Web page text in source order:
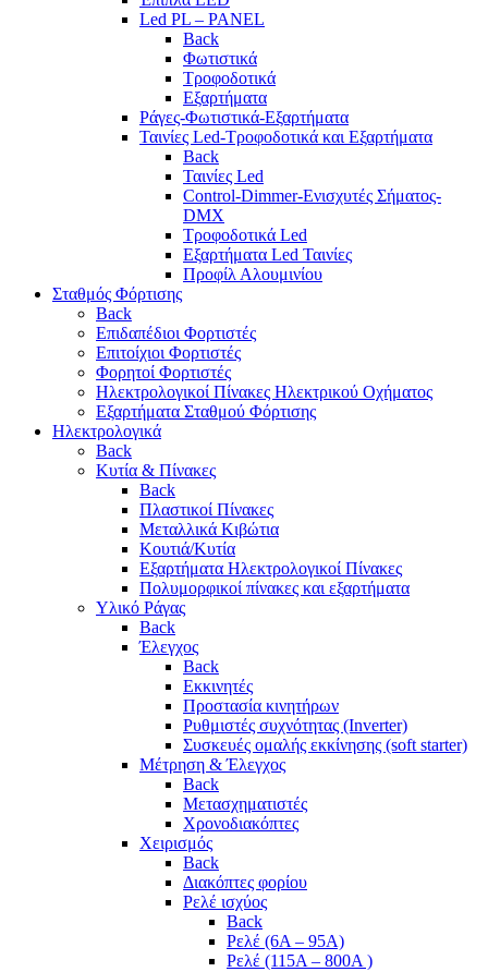
Led PL – PANEL
Back
Φωτιστικά
Τροφοδοτικά
Εξαρτήματα
Ράγες-Φωτιστικά-Εξαρτήματα
Ταινίες Led-Τροφοδοτικά και Εξαρτήματα
Back
Ταινίες Led
Control-Dimmer-Ενισχυτές Σήματος-
DMX
Τροφοδοτικά Led
Εξαρτήματα Led Ταινίες
Προφίλ Αλουμινίου
Σταθμός Φόρτισης
Back
Επιδαπέδιοι Φορτιστές
Επιτoίχιοι Φορτιστές
Φορητοί Φορτιστές
Ηλεκτρολογικοί Πίνακες Ηλεκτρικού Οχήματος
Εξαρτήματα Σταθμού Φόρτισης
Ηλεκτρολογικά
Back
Κυτία & Πίνακες
Back
Πλαστικοί Πίνακες
Μεταλλικά Κιβώτια
Κουτιά/Κυτία
Εξαρτήματα Ηλεκτρολογικοί Πίνακες
Πολυμορφικοί πίνακες και εξαρτήματα
Υλικό Ράγας
Back
Έλεγχος
Back
Εκκινητές
Προστασία κινητήρων
Ρυθμιστές συχνότητας (Inverter)
Συσκευές ομαλής εκκίνησης (soft starter)
Μέτρηση & Έλεγχος
Back
Μετασχηματιστές
Χρονοδιακόπτες
Χειρισμός
Back
Διακόπτες φορίου
Ρελέ ισχύος
Back
Ρελέ (6A – 95A)
Ρελέ (115A – 800A )